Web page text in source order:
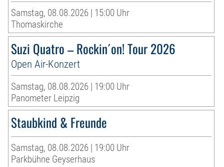
Samstag, 08.08.2026 | 15:00 Uhr
Thomaskirche
Suzi Quatro – Rockin´on! Tour 2026
Open Air-Konzert
Samstag, 08.08.2026 | 19:00 Uhr
Panometer Leipzig
Staubkind & Freunde
Samstag, 08.08.2026 | 19:00 Uhr
Parkbühne Geyserhaus